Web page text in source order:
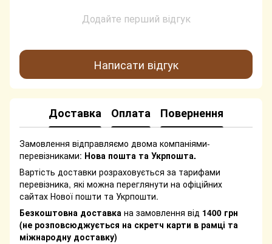
Додайте перший відгук
Написати відгук
Доставка Оплата Повернення
Замовлення відправляємо двома компаніями-
перевізниками: Нова пошта та Укрпошта.
Вартість доставки розраховується за тарифами
перевізника, які можна переглянути на офіційних
сайтах Нової пошти та Укрпошти.
Безкоштовна доставка на замовлення від 1400 грн
(не розповсюджується на скретч карти в рамці та
міжнародну доставку)